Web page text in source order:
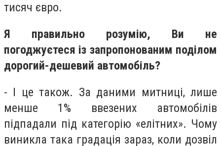
тисяч євро.
Я правильно розумію, Ви не
погоджуєтеся із запропонованим поділом
дорогий-дешевий автомобіль?
- І це також. За даними митниці, лише
менше 1% ввезених автомобілів
підпадали під категорію «елітних». Чому
виникла така градація зараз, коли дозвіл